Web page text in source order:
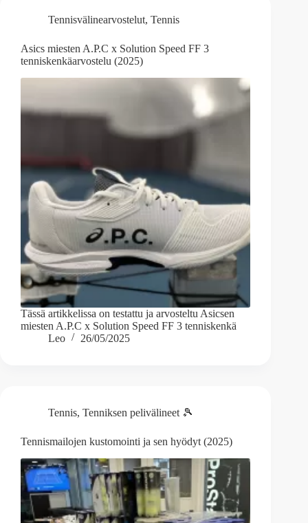
Tennisvälinearvostelut, Tennis
Asics miesten A.P.C x Solution Speed FF 3
tenniskenkäarvostelu (2025)
Tässä artikkelissa on testattu ja arvosteltu Asicsen
miesten A.P.C x Solution Speed FF 3 tenniskenkä
Leo
26/05/2025
Tennis, Tenniksen pelivälineet 🎾
Tennismailojen kustomointi ja sen hyödyt (2025)